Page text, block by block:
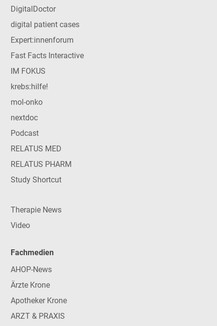
DigitalDoctor
digital patient cases
Expert:innenforum
Fast Facts Interactive
IM FOKUS
krebs:hilfe!
mol-onko
nextdoc
Podcast
RELATUS MED
RELATUS PHARM
Study Shortcut
Therapie News
Video
Fachmedien
AHOP-News
Ärzte Krone
Apotheker Krone
ARZT & PRAXIS